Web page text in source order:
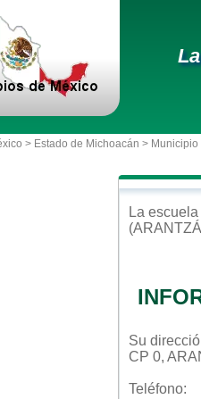
> Estado de Michoacán > Municipio
La escuela
Su
CP 0,
Teléfono: